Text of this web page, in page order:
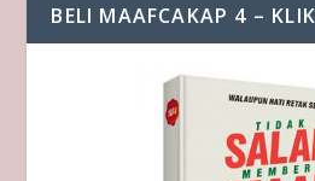
BELI MAAFCAKAP 4 –